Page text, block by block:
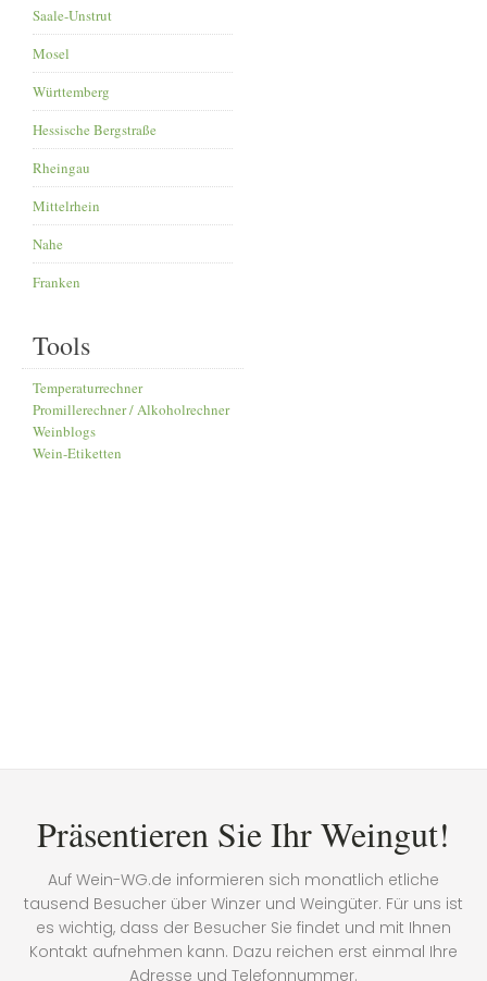
Saale-Unstrut
Mosel
Württemberg
Hessische Bergstraße
Rheingau
Mittelrhein
Nahe
Franken
Tools
Temperaturrechner
Promillerechner / Alkoholrechner
Weinblogs
Wein-Etiketten
Präsentieren Sie Ihr Weingut!
Auf Wein-WG.de informieren sich monatlich etliche
tausend Besucher über Winzer und Weingüter. Für uns ist
es wichtig, dass der Besucher Sie findet und mit Ihnen
Kontakt aufnehmen kann. Dazu reichen erst einmal Ihre
Adresse und Telefonnummer.